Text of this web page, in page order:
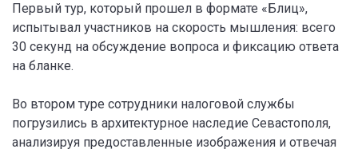
Первый тур, который прошел в формате «Блиц»,
испытывал участников на скорость мышления: всего
30 секунд на обсуждение вопроса и фиксацию ответа
на бланке.
Во втором туре сотрудники налоговой службы
погрузились в архитектурное наследие Севастополя,
анализируя предоставленные изображения и отвечая